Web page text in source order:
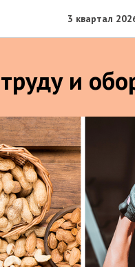
3 квартал
и